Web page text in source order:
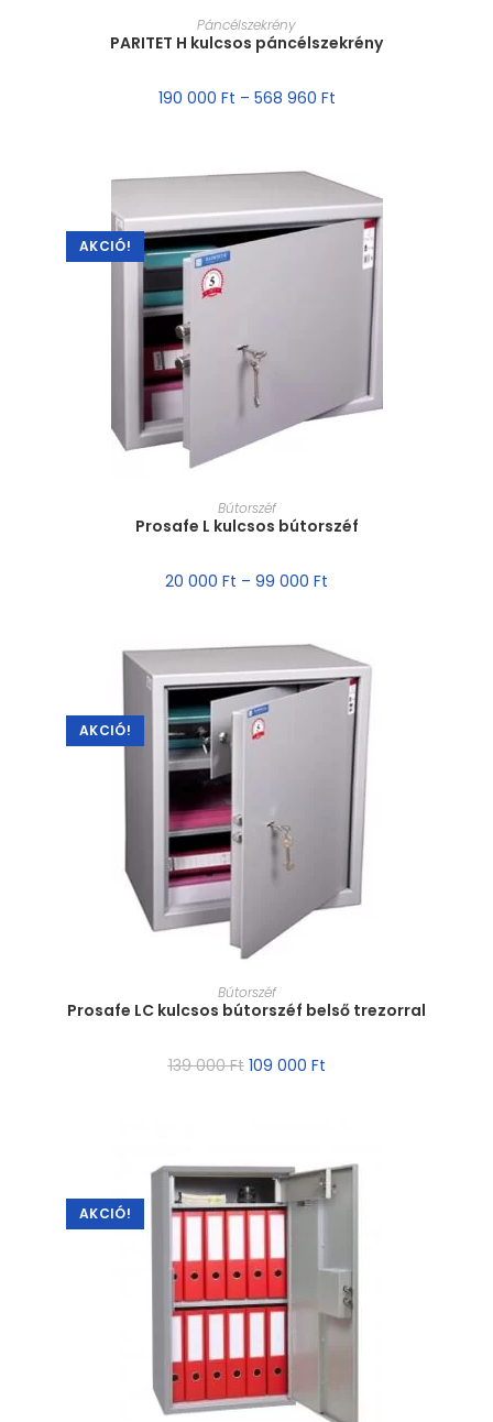
MÉRET VÁLASZTÁSA
Páncélszekrény
PARITET H kulcsos páncélszekrény
190 000 Ft – 568 960 Ft
AKCIÓ!
MÉRET VÁLASZTÁSA
Bútorszéf
Prosafe L kulcsos bútorszéf
20 000 Ft – 99 000 Ft
AKCIÓ!
MÉRET VÁLASZTÁSA
Bútorszéf
Prosafe LC kulcsos bútorszéf belső trezorral
139 000Ft 109 000 Ft
AKCIÓ!